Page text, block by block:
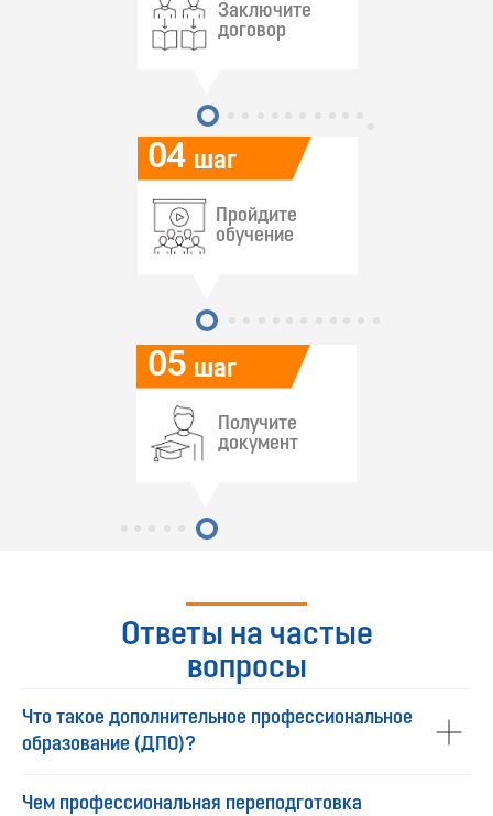
05
04 шаг
шаг
Заключите
договор
Пройдите
обучение
Получите
документ
Ответы на частые
вопросы
Что такое дополнительное профессиональное
образование (ДПО)?
Чем профессиональная переподготовка